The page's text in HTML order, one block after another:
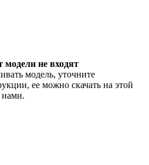
модели не входят
модель, уточните
ее можно скачать на этой
нами.